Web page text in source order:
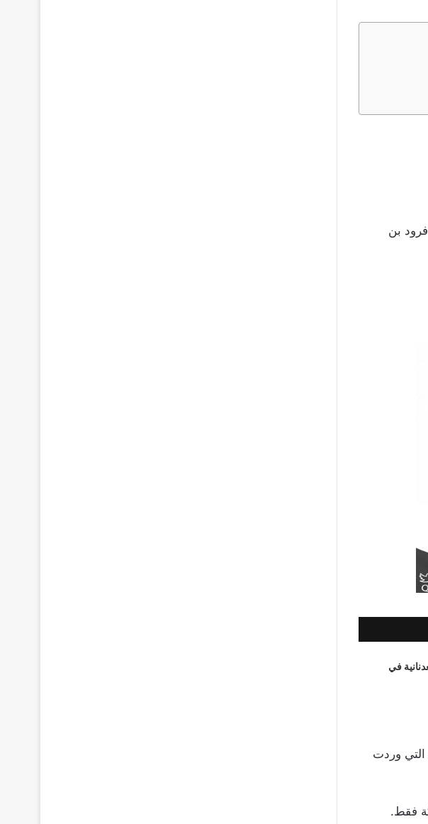
بن
في
وردت
فقط.